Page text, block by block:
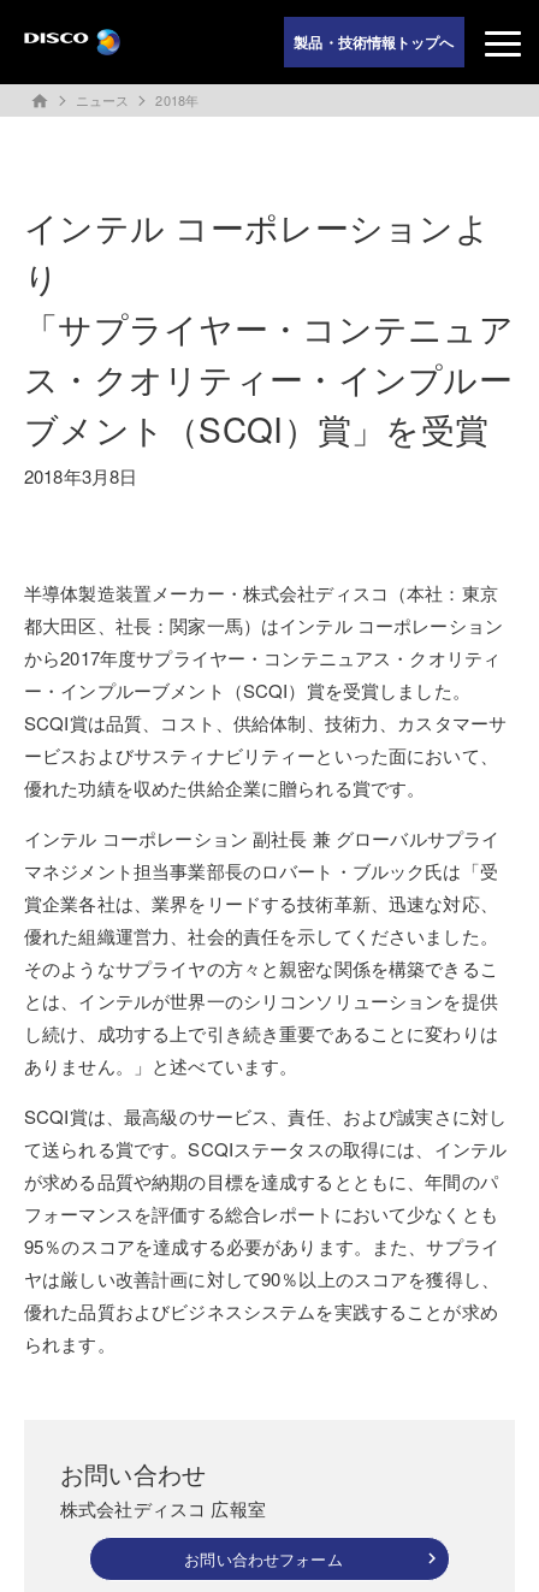
製品・技術情報トップへ
home ニュース 2018年
インテル コーポレーションよ
り
「サプライヤー・コンテニュア
ス・クオリティー・インプルー
ブメント（SCQI）賞」を受賞
2018年3月8日
半導体製造装置メーカー・株式会社ディスコ（本社：東京
都大田区、社長：関家一馬）はインテル コーポレーション
から2017年度サプライヤー・コンテニュアス・クオリティ
ー・インプルーブメント（SCQI）賞を受賞しました。
SCQI賞は品質、コスト、供給体制、技術力、カスタマーサ
ービスおよびサスティナビリティーといった面において、
優れた功績を収めた供給企業に贈られる賞です。
インテル コーポレーション 副社長 兼 グローバルサプライ
マネジメント担当事業部長のロバート・ブルック氏は「受
賞企業各社は、業界をリードする技術革新、迅速な対応、
優れた組織運営力、社会的責任を示してくださいました。
そのようなサプライヤの方々と親密な関係を構築できるこ
とは、インテルが世界一のシリコンソリューションを提供
し続け、成功する上で引き続き重要であることに変わりは
ありません。」と述べています。
SCQI賞は、最高級のサービス、責任、および誠実さに対し
て送られる賞です。SCQIステータスの取得には、インテル
が求める品質や納期の目標を達成するとともに、年間のパ
フォーマンスを評価する総合レポートにおいて少なくとも
95％のスコアを達成する必要があります。また、サプライ
ヤは厳しい改善計画に対して90％以上のスコアを獲得し、
優れた品質およびビジネスシステムを実践することが求め
られます。
お問い合わせ
株式会社ディスコ 広報室
お問い合わせフォーム